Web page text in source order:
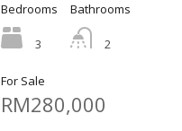
Bedrooms
3
Bathrooms
2
For Sale
RM280,000